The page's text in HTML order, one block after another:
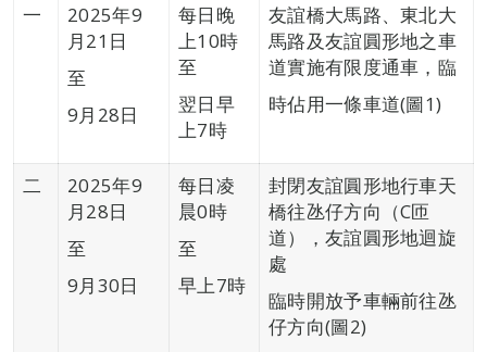
一
2025年9
月21日
至
9月28日
每日晚
上10時
至
翌日早
上7時
友誼橋大馬路、東北大
馬路及友誼圓形地之車
道實施有限度通車，臨
時佔用一條車道(圖1)
二
2025年9
月28日
至
9月30日
每日凌
晨0時
至
早上7時
封閉友誼圓形地行車天
橋往氹仔方向（C匝
道），友誼圓形地迴旋
處
臨時開放予車輛前往氹
仔方向(圖2)